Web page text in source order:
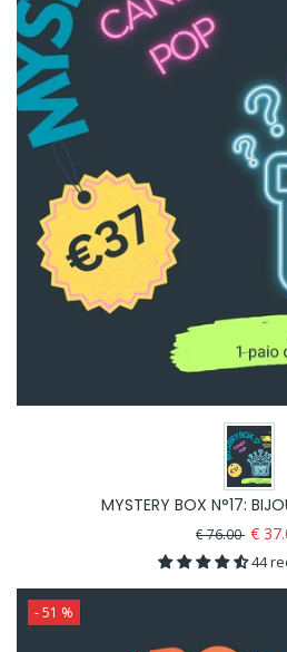
MYSTERY BOX N°17:
€ 76.00 €
44
- 51 %